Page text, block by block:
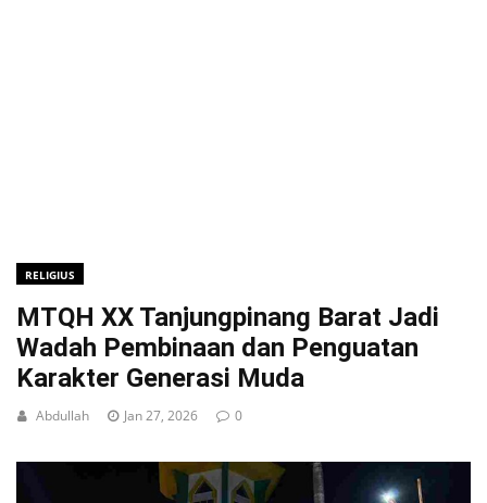
RELIGIUS
MTQH XX Tanjungpinang Barat Jadi
Wadah Pembinaan dan Penguatan
Karakter Generasi Muda
Abdullah Jan 27, 2026 0